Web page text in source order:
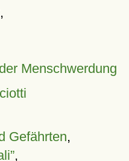
,
Menschwerdung
Gefährten,
,